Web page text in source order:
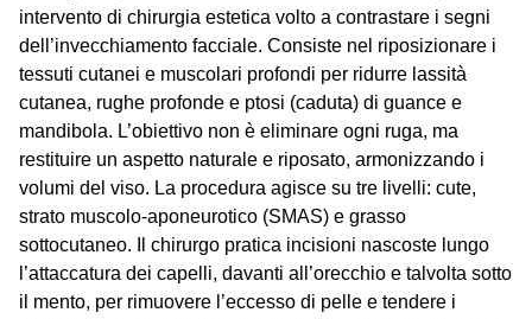
intervento di chirurgia estetica volto a contrastare i segni
dell’invecchiamento facciale. Consiste nel riposizionare i
tessuti cutanei e muscolari profondi per ridurre lassità
cutanea, rughe profonde e ptosi (caduta) di guance e
mandibola. L’obiettivo non è eliminare ogni ruga, ma
restituire un aspetto naturale e riposato, armonizzando i
volumi del viso. La procedura agisce su tre livelli: cute,
strato muscolo-aponeurotico (SMAS) e grasso
sottocutaneo. Il chirurgo pratica incisioni nascoste lungo
l’attaccatura dei capelli, davanti all’orecchio e talvolta sotto
il mento, per rimuovere l’eccesso di pelle e tendere i